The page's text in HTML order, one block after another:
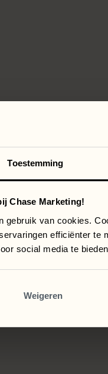
Toestemming
Chase Marketing!
gebruik van cookies.
efficiënter te
social media te
Weigeren